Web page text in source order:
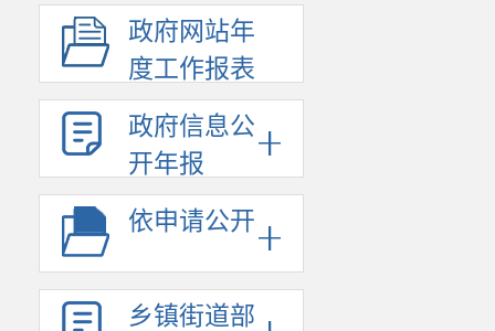
政府网站年
度工作报表
政府信息公
开年报
依申请公开
乡镇街道部